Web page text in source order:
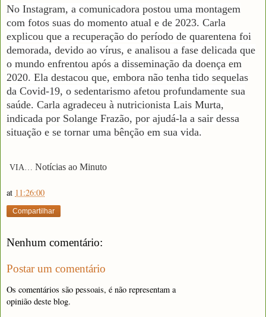
No Instagram, a comunicadora postou uma montagem
com fotos suas do momento atual e de 2023. Carla
explicou que a recuperação do período de quarentena foi
demorada, devido ao vírus, e analisou a fase delicada que
o mundo enfrentou após a disseminação da doença em
2020. Ela destacou que, embora não tenha tido sequelas
da Covid-19, o sedentarismo afetou profundamente sua
saúde. Carla agradeceu à nutricionista Lais Murta,
indicada por Solange Frazão, por ajudá-la a sair dessa
situação e se tornar uma bênção em sua vida.
VIA… Notícias ao Minuto
at 11:26:00
Compartilhar
Nenhum comentário:
Postar um comentário
Os comentários são pessoais, é não representam a
opinião deste blog.